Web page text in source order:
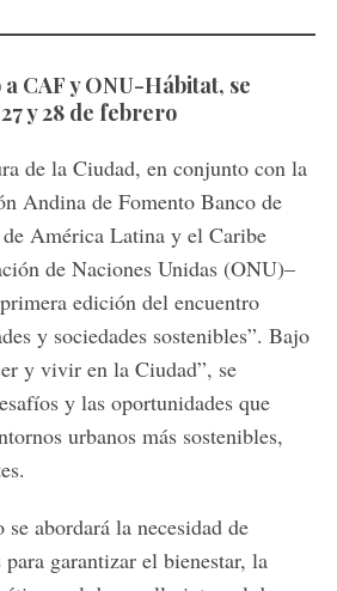
CAF y ONU-Hábitat, se
y 28 de febrero
de la Ciudad, en conjunto con la
Andina de Fomento Banco de
América Latina y el Caribe
de Naciones Unidas (ONU)–
edición del encuentro
y sociedades sostenibles”. Bajo
y vivir en la Ciudad”, se
y las oportunidades que
urbanos más sostenibles,
abordará la necesidad de
garantizar el bienestar, la